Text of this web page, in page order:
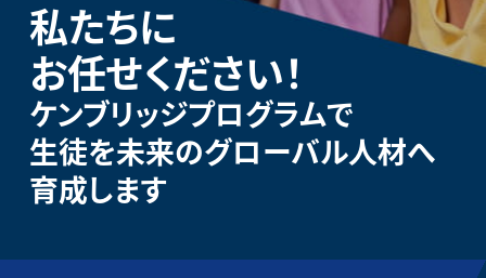
私たちに
お任せください！
ケンブリッジプログラムで
生徒を未来のグローバル人材へ
育成します